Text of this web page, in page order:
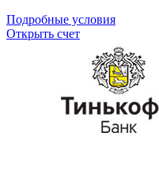
Подробные условия
Открыть счет